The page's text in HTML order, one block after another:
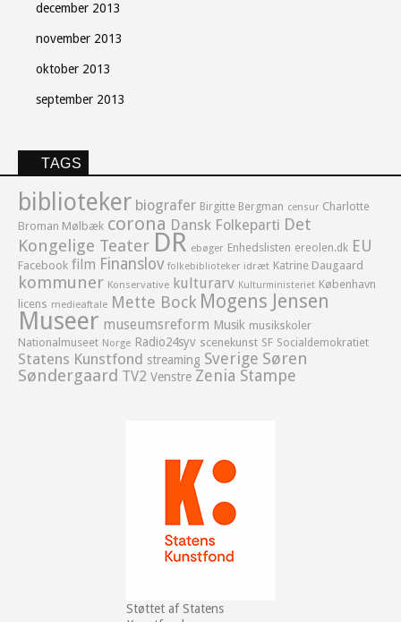
december 2013
november 2013
oktober 2013
september 2013
TAGS
biblioteker biografer Birgitte Bergman censur Charlotte
Broman Mølbæk corona Dansk Folkeparti Det
Kongelige Teater DR ebøger Enhedslisten ereolen.dk EU
Facebook film Finanslov folkebiblioteker idræt Katrine Daugaard
kommuner Konservative kulturarv Kulturministeriet København
licens medieaftale Mette Bock Mogens Jensen
Museer museumsreform Musik musikskoler
Nationalmuseet Norge Radio24syv scenekunst SF Socialdemokratiet
Statens Kunstfond streaming Sverige Søren
Søndergaard TV2 Venstre Zenia Stampe
Støttet af Statens